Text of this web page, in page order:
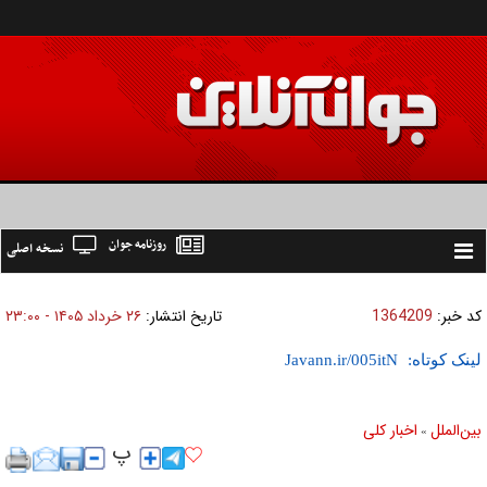
Toggle
نسخه اصلی روزنامه جوان
کد خبر: 1364209 تاریخ انتشار: ۲۶ خرداد ۱۴۰۵ - ۲۳:۰۰
لینک کوتاه:
بين‌الملل » اخبار كلی